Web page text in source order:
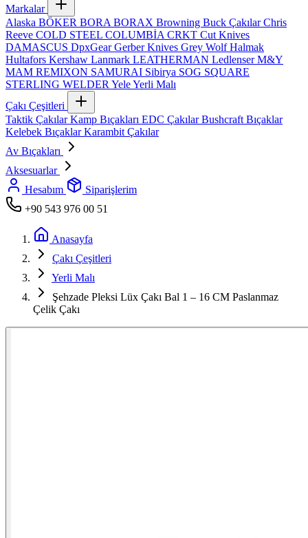
Markalar
Alaska BÖKER BORA BORAX Browning Buck ÇakılarChris
Reeve COLD STEEL COLUMBİA CRKT Cut Knives
DAMASCUS DpxGearGerber Knives Grey WolfHalmak
Hultafors Kershaw Lanmark LEATHERMAN LedlenserM&Y
MAM REMIXON SAMURAI Sibirya SOG SQUARE
STERLING WELDER YeleYerli Malı
Çakı Çeşitleri
Taktik ÇakılarKamp Bıçakları EDC ÇakılarBushcraft Bıçaklar
Kelebek BıçaklarKarambit Çakılar
Av Bıçakları
Aksesuarlar
Hesabım
Siparişlerim
+90 543 976 00 51
Anasayfa
Çakı Çeşitleri
Yerli Malı
Şehzade Pleksi Lüx Çakı Bal 1 – 16 CM Paslanmaz
Çelik Çakı